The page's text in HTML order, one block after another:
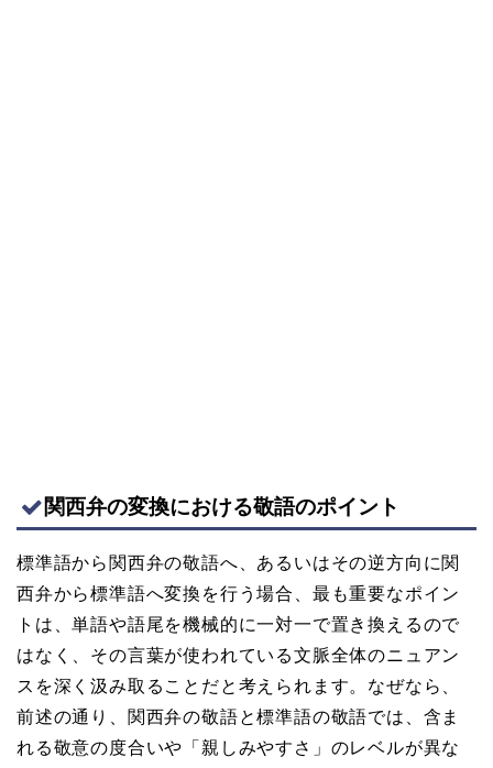
関西弁の変換における敬語のポイント
標準語から関西弁の敬語へ、あるいはその逆方向に関
西弁から標準語へ変換を行う場合、最も重要なポイン
トは、単語や語尾を機械的に一対一で置き換えるので
はなく、その言葉が使われている文脈全体のニュアン
スを深く汲み取ることだと考えられます。なぜなら、
前述の通り、関西弁の敬語と標準語の敬語では、含ま
れる敬意の度合いや「親しみやすさ」のレベルが異な